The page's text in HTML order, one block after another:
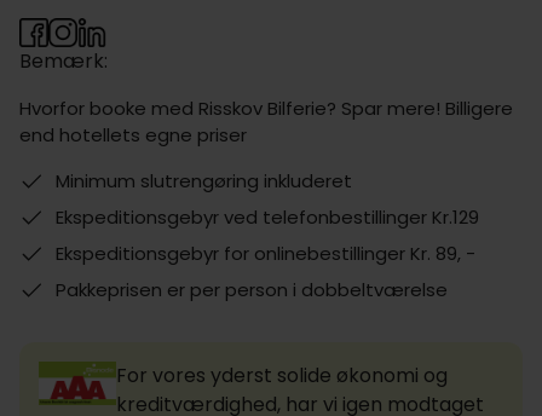
Bemærk:
Hvorfor booke med Risskov Bilferie? Spar mere! Billigere
end hotellets egne priser
Minimum slutrengøring inkluderet
Ekspeditionsgebyr ved telefonbestillinger Kr.129
Ekspeditionsgebyr for onlinebestillinger Kr. 89, -
Pakkeprisen er per person i dobbeltværelse
For vores yderst solide økonomi og
kreditværdighed, har vi igen modtaget